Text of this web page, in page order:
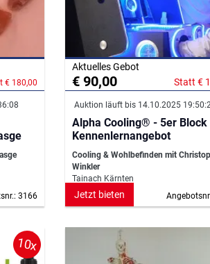
€ 180,00
Blasge
3166
Aktuelles Gebot
€ 90,00 Statt €
Auktion läuft bis 14.10.2025
Alpha Cooling® - 5er Block
Kennenlernangebot
Cooling & Wohlbefinden mit
Winkler
Tainach Kärnten
Jetzt bieten
10x